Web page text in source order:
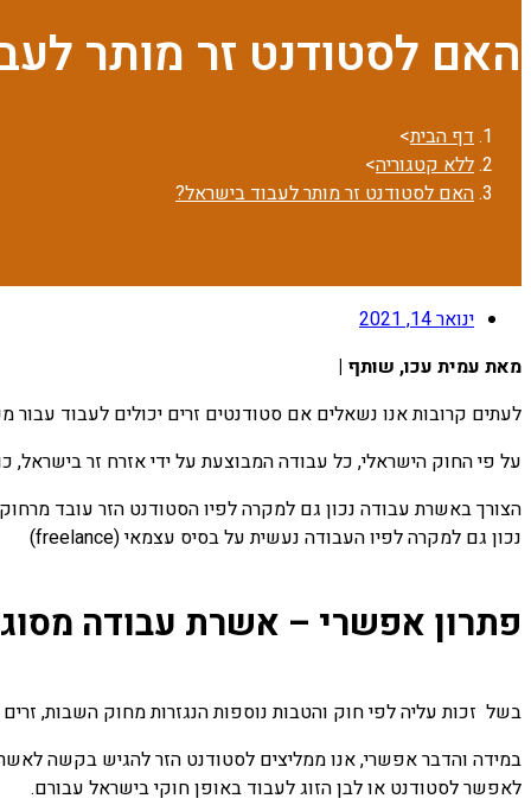
האם לסטודנט זר מותר
דף הבית>
ללא קטגוריה>
האם לסטודנט זר מותר לעבוד בישראל?
ינואר 14, 2021
מאת עמית עכו, שותף |
לעתים קרובות אנו נשאלים אם סטודנטים זרים יכולים לעבוד
על פי החוק הישראלי, כל עבודה המבוצעת על ידי אזרח זר בישראל, כולל על ידי סטודנטים זרים (עם אשרת א-1)
הצורך באשרת עבודה נכון גם למקרה לפיו הסטודנט הזר עובד
נכון גם למקרה לפיו העבודה נעשית על בסיס עצמאי (freelance)
פתרון אפשרי – אשרת עבודה מסוג ב-1 יהודי, תושבות ישראלית
בשל זכות עליה לפי חוק והטבות נוספות הנגזרות מחוק השבות, זרים
במידה והדבר אפשרי, אנו ממליצים לסטודנט הזר להגיש בקשה
לאפשר לסטודנט או לבן הזוג לעבוד באופן חוקי בישראל עבורם.